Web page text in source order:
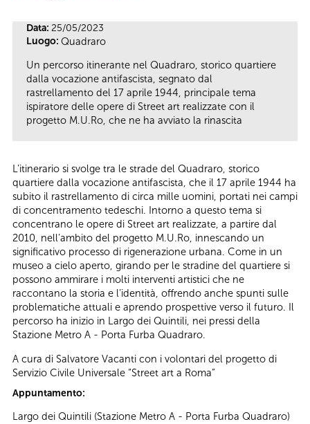
Data: 25/05/2023
Luogo: Quadraro
Un percorso itinerante nel Quadraro, storico quartiere
dalla vocazione antifascista, segnato dal
rastrellamento del 17 aprile 1944, principale tema
ispiratore delle opere di Street art realizzate con il
progetto M.U.Ro, che ne ha avviato la rinascita
L’itinerario si svolge tra le strade del Quadraro, storico
quartiere dalla vocazione antifascista, che il 17 aprile 1944 ha
subito il rastrellamento di circa mille uomini, portati nei campi
di concentramento tedeschi. Intorno a questo tema si
concentrano le opere di Street art realizzate, a partire dal
2010, nell’ambito del progetto M.U.Ro, innescando un
significativo processo di rigenerazione urbana. Come in un
museo a cielo aperto, girando per le stradine del quartiere si
possono ammirare i molti interventi artistici che ne
raccontano la storia e l’identità, offrendo anche spunti sulle
problematiche attuali e aprendo prospettive verso il futuro. Il
percorso ha inizio in Largo dei Quintili, nei pressi della
Stazione Metro A - Porta Furba Quadraro.
A cura di Salvatore Vacanti con i volontari del progetto di
Servizio Civile Universale “Street art a Roma”
Appuntamento:
Largo dei Quintili (Stazione Metro A - Porta Furba Quadraro)